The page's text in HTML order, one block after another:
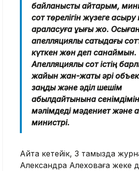
байланысты айтарым,
сот төрелігін жүзеге асыру
араласуға құқығы жоқ.
апелляциялық сатыдағы
күткен жөн деп санаймын.
Апелляциялық сот істің
жайын жан-жақты әрі
заңды және әділ шешім
қабылдайтынына
мәлімдеді мәдениет және
министрі.
Айта кетейік, 3 тамызда
Александра Алеховаға жеке